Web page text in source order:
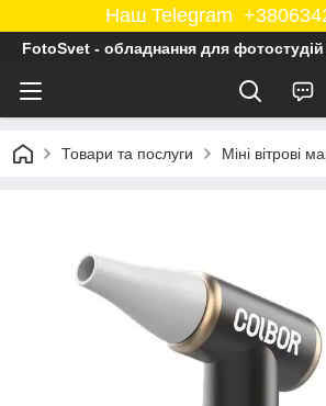
Наш Telegram
FotoSvet - обладнання для фотостудій
Товари та послуги Міні вітрові